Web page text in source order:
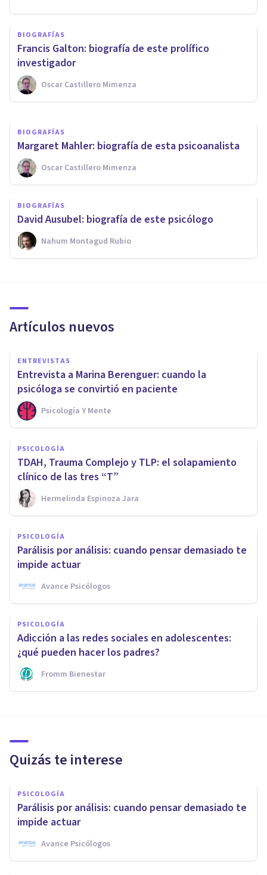
BIOGRAFÍAS
Francis Galton: biografía de este prolífico
investigador
Oscar Castillero Mimenza
Gustav Theodor Fechner:
biografía del padre de la
psicofísica
Oscar Castillero Mimenza
BIOGRAFÍAS
Margaret Mahler: biografía de esta psicoanalista
Oscar Castillero Mimenza
BIOGRAFÍAS
David Ausubel: biografía de este psicólogo
Nahum Montagud Rubio
Artículos nuevos
ENTREVISTAS
Entrevista a Marina Berenguer: cuando la
psicóloga se convirtió en paciente
Psicología Y Mente
PSICOLOGÍA
TDAH, Trauma Complejo y TLP: el solapamiento
clínico de las tres “T”
Hermelinda Espinoza Jara
PSICOLOGÍA
Parálisis por análisis: cuando pensar demasiado te
impide actuar
Avance Psicólogos
PSICOLOGÍA
Adicción a las redes sociales en adolescentes:
¿qué pueden hacer los padres?
Fromm Bienestar
Quizás te interese
PSICOLOGÍA
Parálisis por análisis: cuando pensar demasiado te
impide actuar
Avance Psicólogos